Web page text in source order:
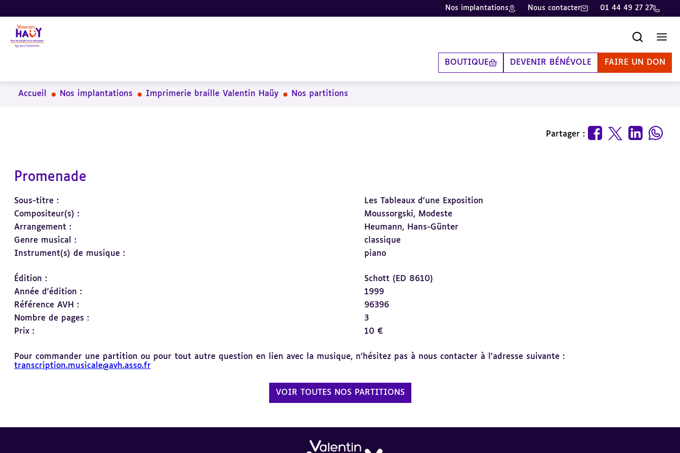
Aller
au
contenu
principal
Aller
au
pied
de
Aller
à
la
recherche
Nos implantations Nous contacter 01 44 49 27 27
BOUTIQUE DEVENIR BÉNÉVOLE FAIRE UN DON
Accueil Nos implantations Imprimerie braille Valentin Haüy Nos partitions
Partager :
Promenade
Sous-titre :
Les Tableaux d'une Exposition
Compositeur(s) :
Moussorgski, Modeste
Arrangement :
Heumann, Hans-Günter
Genre musical :
classique
Instrument(s) de musique :
piano
Édition :
Schott (ED 8610)
Année d'édition :
1999
Référence AVH :
96396
Nombre de pages :
3
Prix :
10 €
Pour commander une partition ou pour tout autre question en lien avec la musique, n’hésitez pas à nous contacter à l’adresse suivante :
transcription.musicale@avh.asso.fr
VOIR TOUTES NOS PARTITIONS